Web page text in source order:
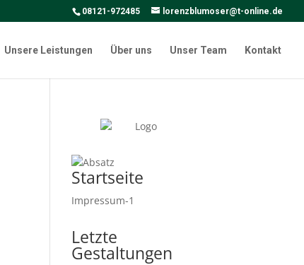
08121-972485 lorenzblumoser@t-online.de
Unsere Leistungen Über uns Unser Team Kontakt
Startseite
Impressum-1
Letzte
Gestaltungen